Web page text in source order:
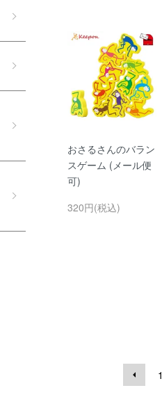
おさるさんのバラン
スゲーム (メール便
可)
320円(税込)
1